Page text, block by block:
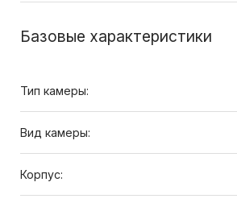
Базовые характеристики
Тип камеры:
Вид камеры:
Корпус: